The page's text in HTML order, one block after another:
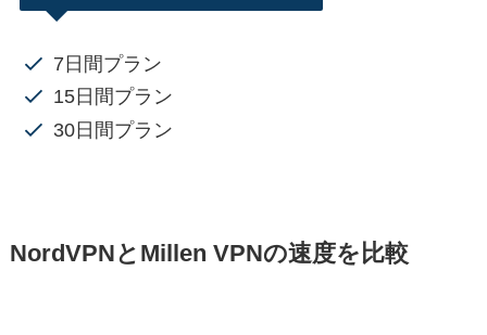
7日間プラン
15日間プラン
30日間プラン
NordVPNとMillen VPNの速度を比較